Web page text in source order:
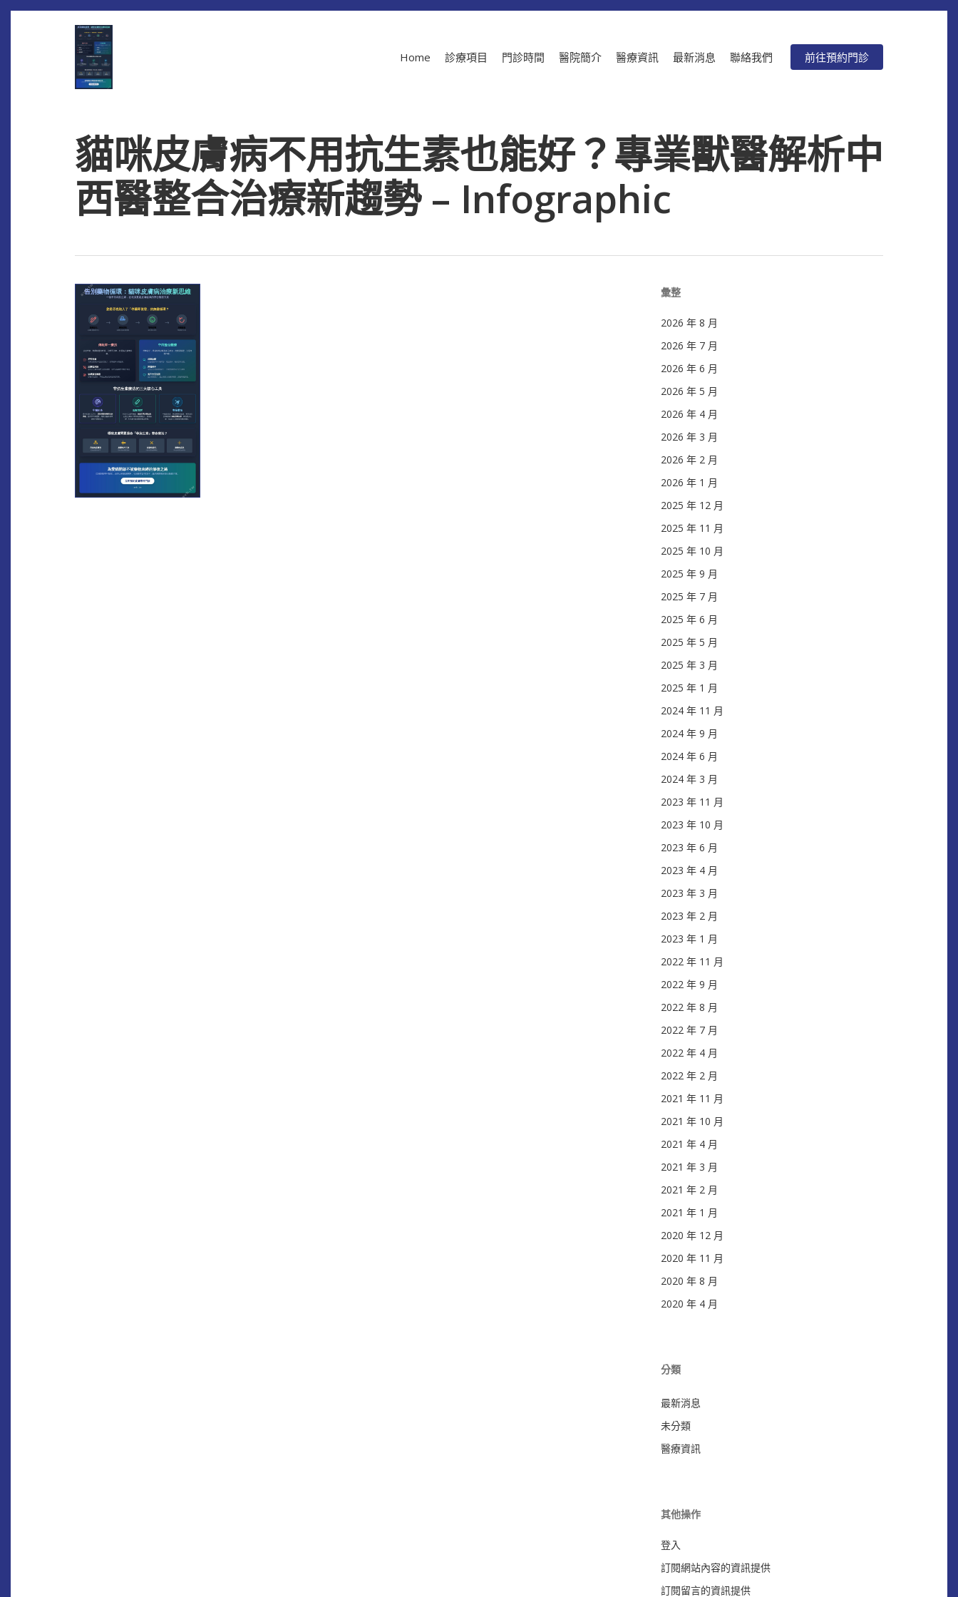
Skip
Home 診療項目 門診時間 醫院簡介 醫療資訊 最新消息 聯絡我們 前往預約門診
貓咪皮膚病不用抗生素也能好？專業獸醫解析中
西醫整合治療新趨勢 – Infographic
彙整
2026 年 8 月
2026 年 7 月
2026 年 6 月
2026 年 5 月
2026 年 4 月
2026 年 3 月
2026 年 2 月
2026 年 1 月
2025 年 12 月
2025 年 11 月
2025 年 10 月
2025 年 9 月
2025 年 7 月
2025 年 6 月
2025 年 5 月
2025 年 3 月
2025 年 1 月
2024 年 11 月
2024 年 9 月
2024 年 6 月
2024 年 3 月
2023 年 11 月
2023 年 10 月
2023 年 6 月
2023 年 4 月
2023 年 3 月
2023 年 2 月
2023 年 1 月
2022 年 11 月
2022 年 9 月
2022 年 8 月
2022 年 7 月
2022 年 4 月
2022 年 2 月
2021 年 11 月
2021 年 10 月
2021 年 4 月
2021 年 3 月
2021 年 2 月
2021 年 1 月
2020 年 12 月
2020 年 11 月
2020 年 8 月
2020 年 4 月
分類
最新消息
未分類
醫療資訊
其他操作
登入
訂閱網站內容的資訊提供
訂閱留言的資訊提供